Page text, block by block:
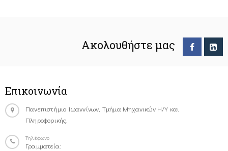
Ακολουθήστε μας
Επικοινωνία
Πανεπιστήμιο Ιωαννίνων, Τμήμα Μηχανικών Η/Υ και
Πληροφορικής.
Τηλέφωνο
Γραμματεία: